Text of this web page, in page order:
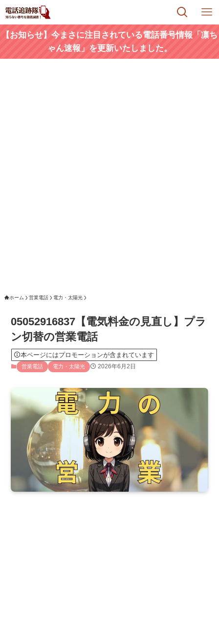
【お知らせ】今まさに注目されている電話番号情報「凛ち
ゃん速報」を更新いたしました。
ホーム 営業電話 電力・太陽光
05052916837【電気料金の見直し】プラ
ン切替の営業電話
本ページにはプロモーションが含まれています
営業電話 電力・太陽光 2026年6月2日